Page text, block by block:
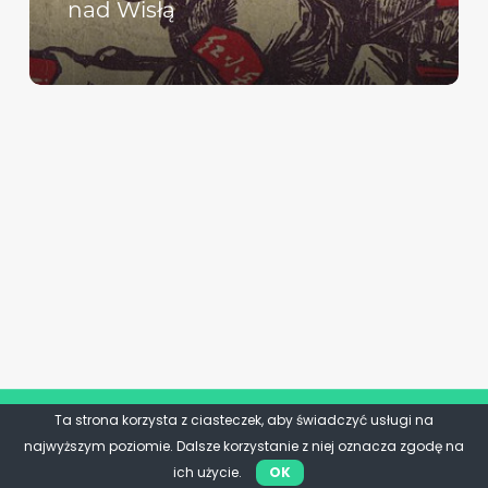
nad Wisłą
Ta strona korzysta z ciasteczek, aby świadczyć usługi na
najwyższym poziomie. Dalsze korzystanie z niej oznacza zgodę na
ich użycie.
OK